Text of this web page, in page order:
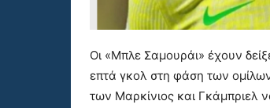
Οι «Μπλε Σαμουράι» έχουν
επτά γκολ στη φάση των
των Μαρκίνιος και Γκάμπριελ